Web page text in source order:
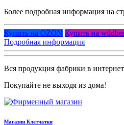
Более подробная информация на
Купить на OZON Купить на
Подробная информация
Вся продукция фабрики в
Покупайте не выходя из дома!
Магазин Клетчатки